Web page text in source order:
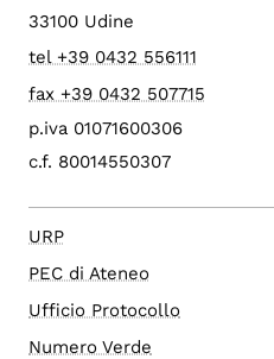
33100 Udine
tel +39 0432 556111
fax +39 0432 507715
p.iva 01071600306
c.f. 80014550307
URP
PEC di Ateneo
Ufficio Protocollo
Numero Verde